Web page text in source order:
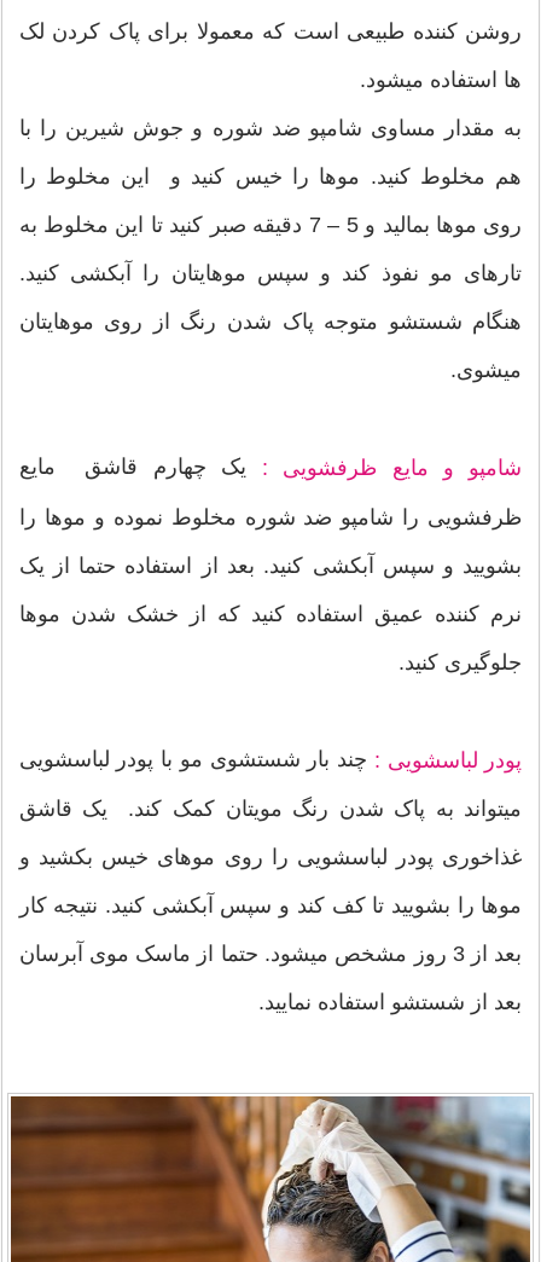
روشن کننده طبیعی است که معمولا برای پاک کردن لک
ها استفاده میشود.
به مقدار مساوی شامپو ضد شوره و جوش شیرین را با
هم مخلوط کنید. موها را خیس کنید و این مخلوط را
روی موها بمالید و 5 – 7 دقیقه صبر کنید تا این مخلوط به
تارهای مو نفوذ کند و سپس موهایتان را آبکشی کنید.
هنگام شستشو متوجه پاک شدن رنگ از روی موهایتان
میشوی.
شامپو و مایع ظرفشویی : یک چهارم قاشق مایع
ظرفشویی را شامپو ضد شوره مخلوط نموده و موها را
بشویید و سپس آبکشی کنید. بعد از استفاده حتما از یک
نرم کننده عمیق استفاده کنید که از خشک شدن موها
جلوگیری کنید.
پودر لباسشویی : چند بار شستشوی مو با پودر لباسشویی
میتواند به پاک شدن رنگ مویتان کمک کند. یک قاشق
غذاخوری پودر لباسشویی را روی موهای خیس بکشید و
موها را بشویید تا کف کند و سپس آبکشی کنید. نتیجه کار
بعد از 3 روز مشخص میشود. حتما از ماسک موی آبرسان
بعد از شستشو استفاده نمایید.